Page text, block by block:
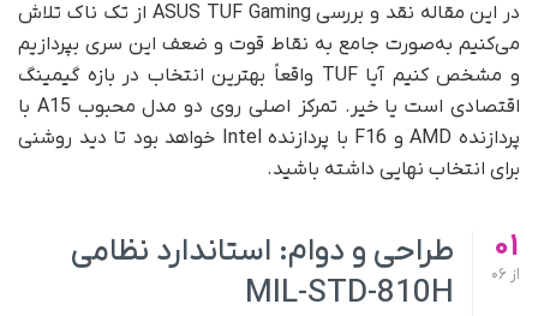
در این مقاله نقد و بررسی ASUS TUF Gaming از تک ناک تلاش
می‌کنیم به‌صورت جامع به نقاط قوت و ضعف این سری بپردازیم
و مشخص کنیم آیا TUF واقعاً بهترین انتخاب در بازه گیمینگ
اقتصادی است یا خیر. تمرکز اصلی روی دو مدل محبوب A15 با
پردازنده AMD و F16 با پردازنده Intel خواهد بود تا دید روشنی
برای انتخاب نهایی داشته باشید.
01
از
طراحی و دوام: استاندارد نظامی
MIL-STD-810H